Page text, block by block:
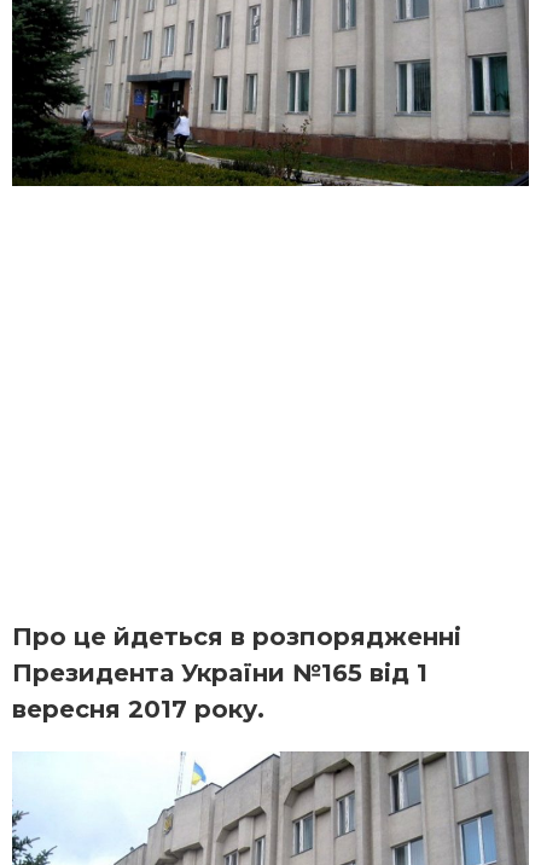
Про це йдеться в розпорядженні
Президента України №165 від 1
вересня 2017 року.